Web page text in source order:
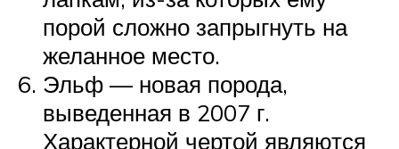
порой сложно запрыгнуть на
желанное место.
Эльф — новая порода,
выведенная в 2007 г.
Характерной чертой являются